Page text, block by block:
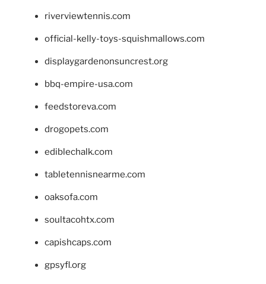
riverviewtennis.com
official-kelly-toys-squishmallows.com
displaygardenonsuncrest.org
bbq-empire-usa.com
feedstoreva.com
drogopets.com
ediblechalk.com
tabletennisnearme.com
oaksofa.com
soultacohtx.com
capishcaps.com
gpsyfl.org